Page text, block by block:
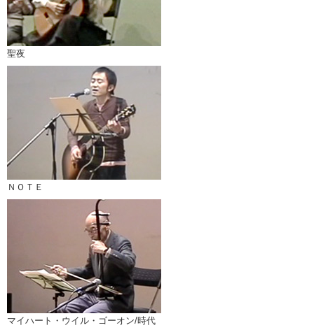
聖夜
ＮＯＴＥ
マイハート・ウイル・ゴーオン/時代